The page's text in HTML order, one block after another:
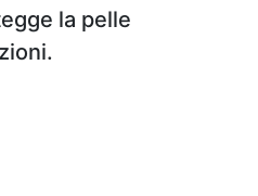
la pelle